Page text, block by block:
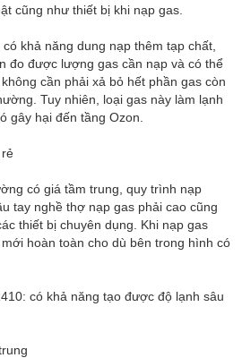
cũng như thiết bị khi nạp gas.
khả năng dung nạp thêm tạp chất,
đo được lượng gas cần nạp và có thể
cần phải xả bỏ hết phần gas còn
Tuy nhiên, loại gas này làm lạnh
gây hại đến tầng Ozon.
có giá tầm trung, quy trình nạp
tay nghề thợ nạp gas phải cao cũng
thiết bị chuyên dụng. Khi nạp gas
hoàn toàn cho dù bên trong hình có
có khả năng tạo được độ lạnh sâu